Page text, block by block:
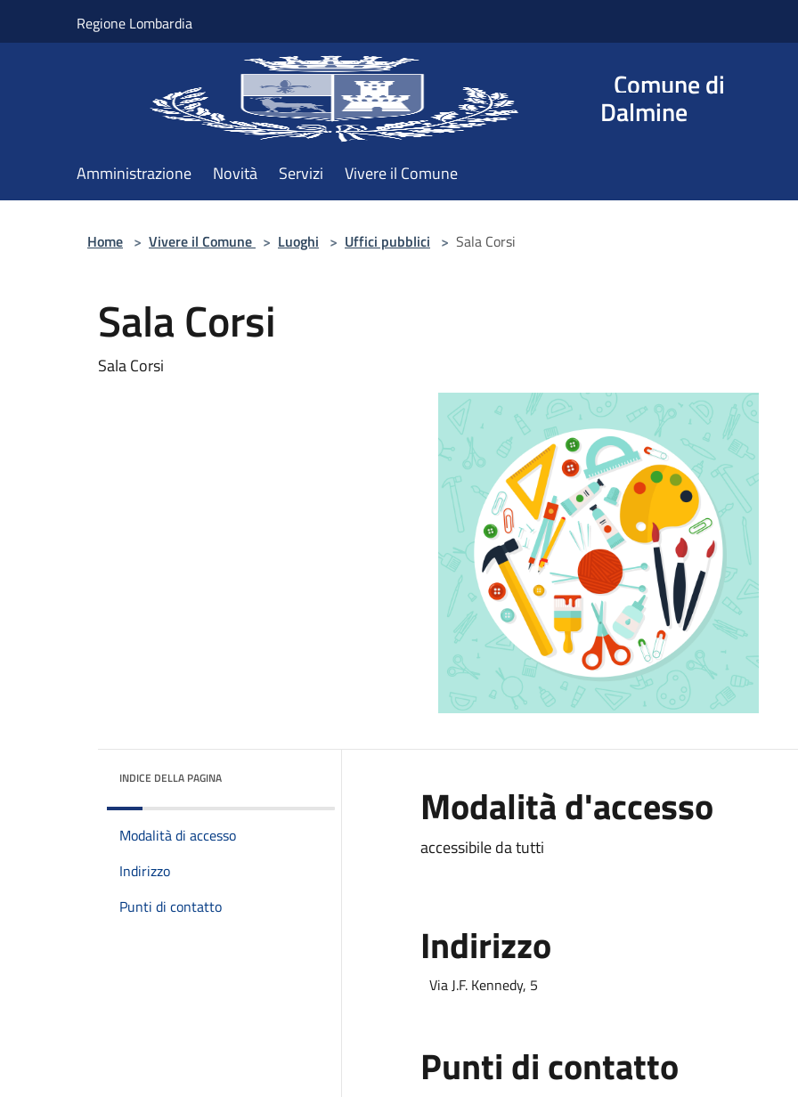
Regione Lombardia
Comune di
Dalmine
Amministrazione Novità Servizi Vivere il Comune
Home > Vivere il Comune > Luoghi > Uffici pubblici > Sala Corsi
Sala Corsi
Sala Corsi
INDICE DELLA PAGINA
Modalità di accesso
Indirizzo
Punti di contatto
Modalità d'accesso
accessibile da tutti
Indirizzo
Via J.F. Kennedy, 5
Punti di contatto